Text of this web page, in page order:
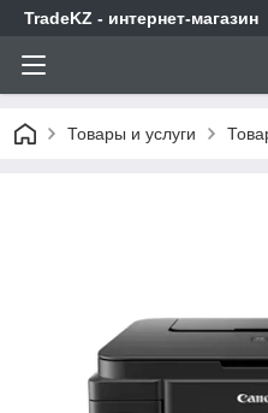
TradeKZ - интернет-магазин
Товары и услуги